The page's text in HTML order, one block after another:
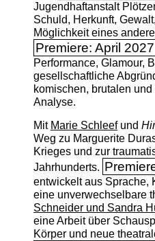
Jugendhaftanstalt
Schuld, Herkunft,
Möglichkeit eines
Premiere: April 2027
Performance, Glamour,
gesellschaftliche
komischen, brutalen
Analyse.
Mit Marie Schleefund
Weg zu Marguerite
Krieges und zur
Jahrhunderts.
entwickelt aus Sprache,
eine unverwechselbare
Schneider und Sandra
eine Arbeit über
Körper und neue